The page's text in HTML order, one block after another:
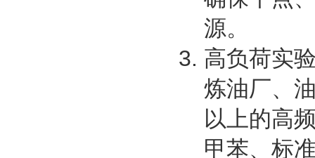
源。
高负荷实
炼油厂、
以上的高
甲苯、标